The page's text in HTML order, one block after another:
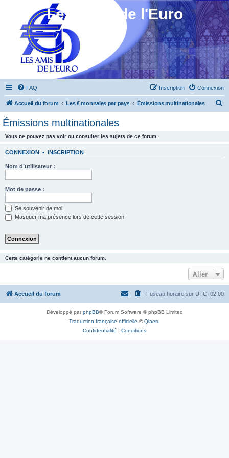
Les Amis de l'Euro
FAQ Connexion
Inscription
Accueil du forum Les € monnaies par pays Émissions multinationales
Émissions multinationales
Vous ne pouvez pas voir ou consulter les sujets de ce forum.
CONNEXION • INSCRIPTION
Nom d’utilisateur :
Mot de passe :
Se souvenir de moi
Masquer ma présence lors de cette session
Cette catégorie ne contient aucun forum.
Aller
Accueil du forum Fuseau horaire sur UTC+02:00
Développé parphpBB® Forum Software © phpBB Limited
Traduction française officielle ©Qiaeru
Confidentialité | Conditions